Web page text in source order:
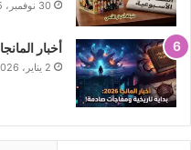
30 نوفمبر، 2025
أخبار المانجا 2026: بداية تاريخية ومفاجآت صادمة!
2 يناير، 2026